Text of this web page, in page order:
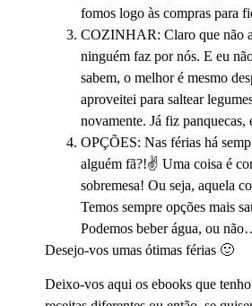
fomos logo às compras para
COZINHAR: Claro que não
ninguém faz por nós. E eu
sabem, o melhor é mesmo
aproveitei para saltear
novamente. Já fiz
OPÇÕES: Nas férias há
alguém fã?!✌ Uma coisa é
sobremesa! Ou seja, aquela
Temos sempre opções mais
Podemos beber água, ou
Desejo-vos umas ótimas férias 🙂
Deixo-vos aqui os ebooks que